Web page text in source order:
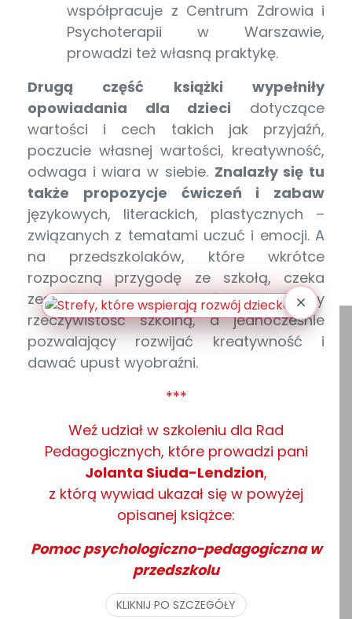
współpracuje z Centrum Zdrowia i
Psychoterapii w Warszawie,
prowadzi też własną praktykę.
Drugą część książki wypełniły
opowiadania dla dzieci dotyczące
wartości i cech takich jak przyjaźń,
poczucie własnej wartości, kreatywność,
odwaga i wiara w siebie. Znalazły się tu
także propozycje ćwiczeń i zabaw
językowych, literackich, plastycznych –
związanych z tematami uczuć i emocji. A
na przedszkolaków, które wkrótce
rozpoczną przygodę ze szkołą, czeka
zestaw zabaw i zadań przybliżający
rzeczywistość szkolną, a jednocześnie
pozwalający rozwijać kreatywność i
dawać upust wyobraźni.
***
Weź udział w szkoleniu dla Rad
Pedagogicznych, które prowadzi pani
Jolanta Siuda-Lendzion,
z którą wywiad ukazał się w powyżej
opisanej książce:
Pomoc psychologiczno-pedagogiczna w
przedszkolu
KLIKNIJ PO SZCZEGÓŁY